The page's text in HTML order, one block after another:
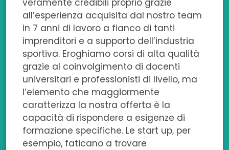
veramente credibili proprio grazie
all’esperienza acquisita dal nostro team
in 7 anni di lavoro a fianco di tanti
imprenditori e a supporto dell’industria
sportiva. Eroghiamo corsi di alta qualità
grazie al coinvolgimento di docenti
universitari e professionisti di livello, ma
l’elemento che maggiormente
caratterizza la nostra offerta è la
capacità di rispondere a esigenze di
formazione specifiche. Le start up, per
esempio, faticano a trovare